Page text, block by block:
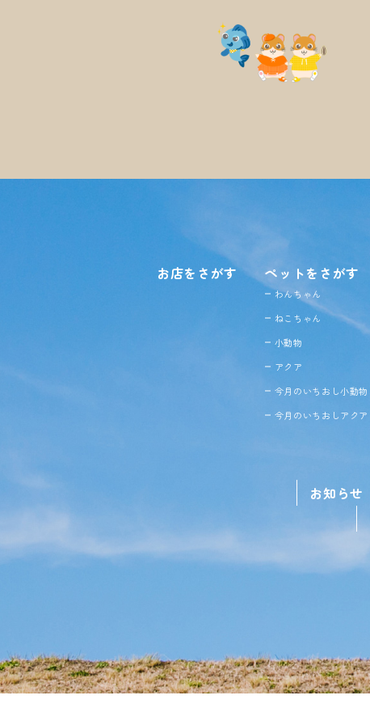
お店をさがす ペットをさがす
わんちゃん
ねこちゃん
小動物
アクア
今月のいちおし小動物
今月のいちおしアクア
お知らせ